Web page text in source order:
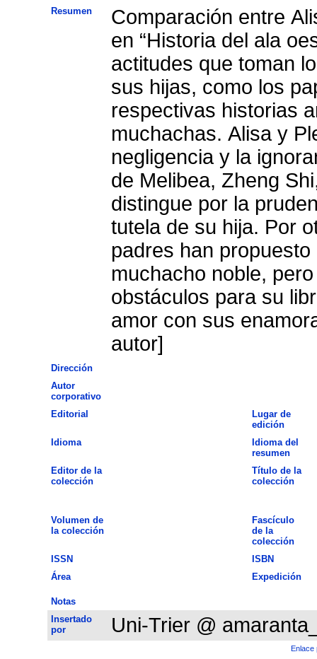
Resumen
Comparación entre
en “Historia del ala
actitudes que toman
sus hijas, como los
respectivas historias
muchachas. Alisa y
negligencia y la
de Melibea, Zheng
distingue por la
tutela de su hija. Por
padres han
muchacho noble,
obstáculos para su
amor con sus
autor]
Dirección
Autor
corporativo
Editorial
Lugar de
edición
Idioma
Idioma del
resumen
Editor de la
colección
Título de la
colección
Volumen de
la colección
Fascículo
de la
colección
ISSN
ISBN
Área
Expedición
Notas
Insertado
por
Uni-Trier @
Enlace